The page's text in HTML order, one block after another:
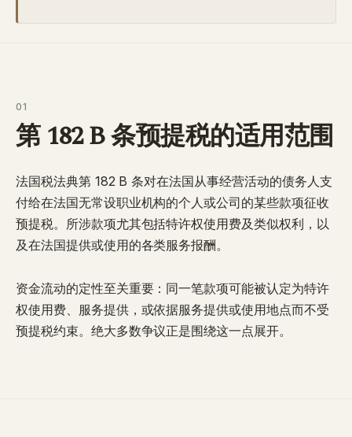
01
第 182 B 条预提税的适用范围
法国税法典第 182 B 条对在法国从事经营活动的债务人支
付给在法国无常设职业机构的个人或公司的某些款项征收
预提税。所涉款项尤其包括特许权使用费及类似权利，以
及在法国提供或使用的各类服务报酬。
资金流动的定性至关重要：同一笔款项可能被认定为特许
权使用费、服务提供，或依据服务提供或使用地点而不受
预提税约束。绝大多数争议正是围绕这一点展开。